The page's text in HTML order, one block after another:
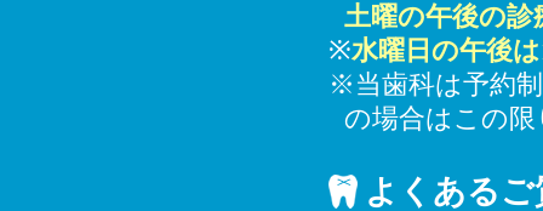
土曜の午後の
※水曜日の午後
※当歯科は予約
の場合はこの
よくあるご